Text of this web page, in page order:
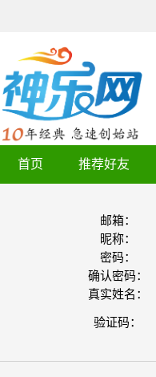
首页 推荐好友
邮箱：
昵称：
密码：
确认密码：
真实姓名：
验证码：